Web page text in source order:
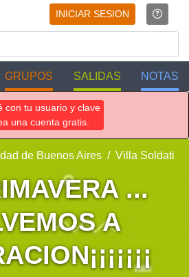
INICIAR SESION
GRUPOS SALIDAS NOTAS
con tu usuario y clave
una cuenta gratis.
de Buenos Aires Villa Soldati
...
A